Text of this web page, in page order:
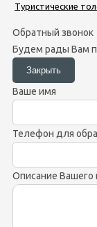
Туристические
Обратный звонок
Будем рады Вам
Ваше имя
Телефон для
Описание Вашего